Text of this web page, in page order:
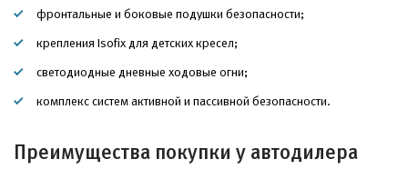
фронтальные и боковые подушки безопасности;
крепления Isofix для детских кресел;
светодиодные дневные ходовые огни;
комплекс систем активной и пассивной безопасности.
Преимущества покупки у автодилера